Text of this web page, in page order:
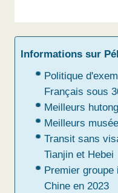
Informations sur
Politique
Français sous
Meilleurs
Meilleurs
Transit sans
Tianjin et Hebei
Premier groupe
Chine en 2023